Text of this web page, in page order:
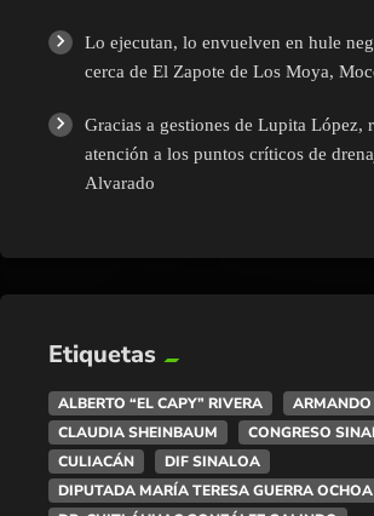
Lo ejecutan, lo envuelven en hule
cerca de El Zapote de Los Moya,
Gracias a gestiones de Lupita López,
atención a los puntos críticos de
Alvarado
Etiquetas
ALBERTO “EL CAPY” RIVERA
CLAUDIA SHEINBAUM
CONGRESO
CULIACÁN
DIF SINALOA
DIPUTADA MARÍA TERESA GUERRA OCHOA